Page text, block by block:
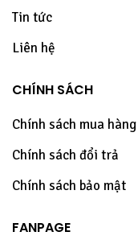
Tin tức
Liên hệ
CHÍNH SÁCH
Chính sách mua hàng
Chính sách đổi trả
Chính sách bảo mật
FANPAGE